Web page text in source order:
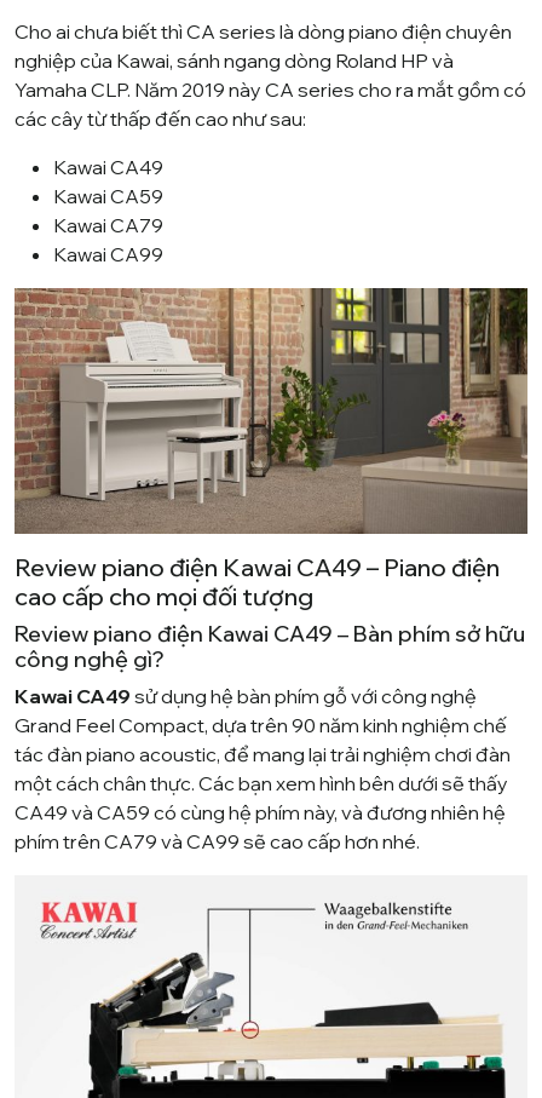
Cho ai chưa biết thì CA series là dòng piano điện chuyên
nghiệp của Kawai, sánh ngang dòng Roland HP và
Yamaha CLP. Năm 2019 này CA series cho ra mắt gồm có
các cây từ thấp đến cao như sau:
Kawai CA49
Kawai CA59
Kawai CA79
Kawai CA99
Review piano điện Kawai CA49 – Piano điện
cao cấp cho mọi đối tượng
Review piano điện Kawai CA49 – Bàn phím sở hữu
công nghệ gì?
Kawai CA49 sử dụng hệ bàn phím gỗ với công nghệ
Grand Feel Compact, dựa trên 90 năm kinh nghiệm chế
tác đàn piano acoustic, để mang lại trải nghiệm chơi đàn
một cách chân thực. Các bạn xem hình bên dưới sẽ thấy
CA49 và CA59 có cùng hệ phím này, và đương nhiên hệ
phím trên CA79 và CA99 sẽ cao cấp hơn nhé.